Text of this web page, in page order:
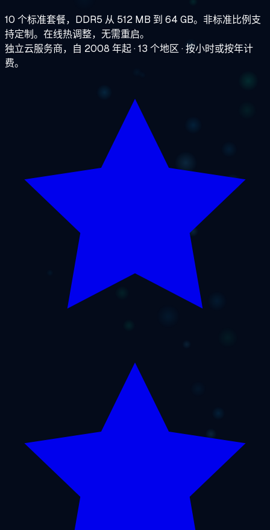
10 个标准套餐，DDR5 从 512 MB 到 64 GB。非标准比例支
持定制。在线热调整，无需重启。
独立云服务商，自 2008 年起 · 13 个地区 · 按小时或按年计
费。